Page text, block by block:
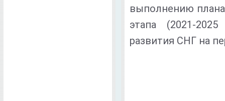
выполнению
этапа (2021-
развития СНГ на